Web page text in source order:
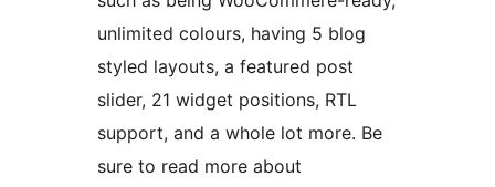
unlimited colours, having 5 blog
styled layouts, a featured post
slider, 21 widget positions, RTL
support, and a whole lot more. Be
sure to read more about